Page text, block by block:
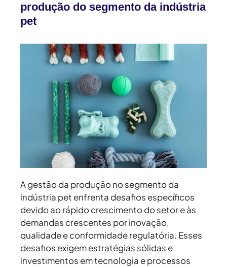
produção do segmento da indústria
pet
A gestão da produção no segmento da
indústria pet enfrenta desafios específicos
devido ao rápido crescimento do setor e às
demandas crescentes por inovação,
qualidade e conformidade regulatória. Esses
desafios exigem estratégias sólidas e
investimentos em tecnologia e processos